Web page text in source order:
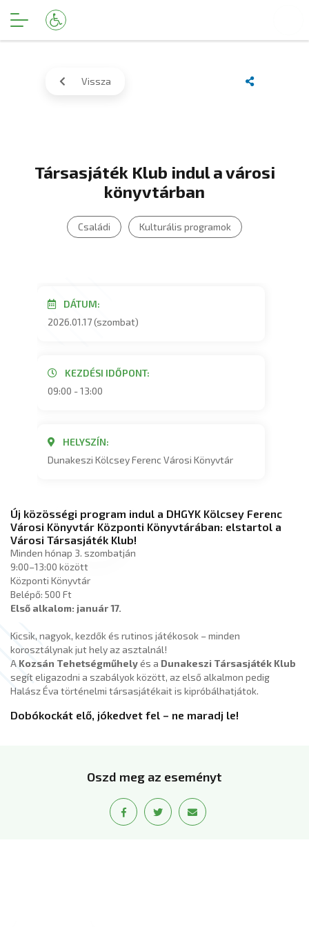
Vissza
Társasjáték Klub indul a városi
könyvtárban
Családi Kulturális programok
DÁTUM:
2026.01.17 (szombat)
KEZDÉSI IDŐPONT:
09:00 - 13:00
HELYSZÍN:
Dunakeszi Kölcsey Ferenc Városi Könyvtár
Új közösségi program indul a DHGYK Kölcsey Ferenc
Városi Könyvtár Központi Könyvtárában: elstartol a
Városi Társasjáték Klub!
Minden hónap 3. szombatján
9:00–13:00 között
Központi Könyvtár
Belépő: 500 Ft
Első alkalom: január 17.
Kicsik, nagyok, kezdők és rutinos játékosok – minden
korosztálynak jut hely az asztalnál!
A Kozsán Tehetségműhelyés a Dunakeszi Társasjáték Klub
segít eligazodni a szabályok között, az első alkalmon pedig
Halász Éva történelmi társasjátékait is kipróbálhatjátok.
Dobókockát elő, jókedvet fel – ne maradj le!
Oszd meg az eseményt